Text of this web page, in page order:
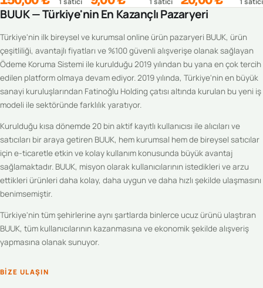
BUUK — Türkiye'nin En Kazançlı Pazaryeri
Türkiye'nin ilk bireysel ve kurumsal online ürün pazaryeri BUUK, ürün
çeşitliliği, avantajlı fiyatları ve %100 güvenli alışverişe olanak sağlayan
Ödeme Koruma Sistemi ile kurulduğu 2019 yılından bu yana en çok tercih
edilen platform olmaya devam ediyor. 2019 yılında, Türkiye'nin en büyük
sanayi kuruluşlarından Fatinoğlu Holding çatısı altında kurulan bu yeni iş
modeli ile sektöründe farklılık yaratıyor.
Kurulduğu kısa dönemde 20 bin aktif kayıtlı kullanıcısı ile alıcıları ve
satıcıları bir araya getiren BUUK, hem kurumsal hem de bireysel satıcılar
için e-ticaretle etkin ve kolay kullanım konusunda büyük avantaj
sağlamaktadır. BUUK, misyon olarak kullanıcılarının istedikleri ve arzu
ettikleri ürünleri daha kolay, daha uygun ve daha hızlı şekilde ulaşmasını
benimsemiştir.
Türkiye'nin tüm şehirlerine aynı şartlarda binlerce ucuz ürünü ulaştıran
BUUK, tüm kullanıcılarının kazanmasına ve ekonomik şekilde alışveriş
yapmasına olanak sunuyor.
BIZE ULAŞIN